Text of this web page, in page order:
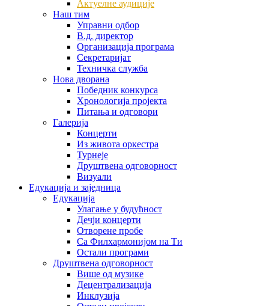
Актуелне аудиције
Наш тим
Управни одбор
В.д. директор
Организација програма
Секретаријат
Техничка служба
Нова дворана
Победник конкурса
Хронологија пројекта
Питања и одговори
Галерија
Концерти
Из живота оркестра
Турнеје
Друштвена одговорност
Визуали
Едукација и заједница
Едукација
Улагање у будућност
Дечји концерти
Отворене пробе
Са Филхармонијом на Ти
Остали програми
Друштвена одговорност
Више од музике
Децентрализација
Инклузија